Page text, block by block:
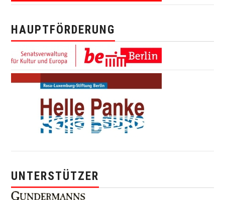
HAUPTFÖRDERUNG
UNTERSTÜTZER